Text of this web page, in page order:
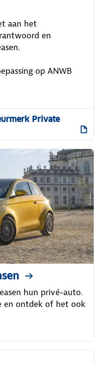
aan het
en
op ANWB
Private
hun privé-auto.
en ontdek of het ook